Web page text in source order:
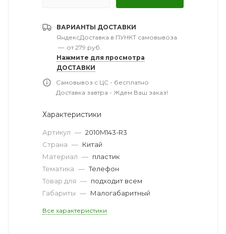
ВАРИАНТЫ ДОСТАВКИ
ЯндексДоставка в ПУНКТ самовывоза
— от 279 руб.
Нажмите для просмотра
ДОСТАВКИ
Самовывоз с ЦС - бесплатно
Доставка завтра - Ждем Ваш заказ!
Характеристики
Артикул — 2010M143-R3
Страна — Китай
Материал — пластик
Тематика — Телефон
Товар для — подходит всем
Габариты — Малогабаритный
Все характеристики